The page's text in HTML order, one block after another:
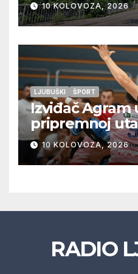
10 KOLOVOZA, 2026
LJUBUŠKI ŠPORT
Izviđač Agram
pripremnoj
Metković
10 KOLOVOZA, 2026
RADIO